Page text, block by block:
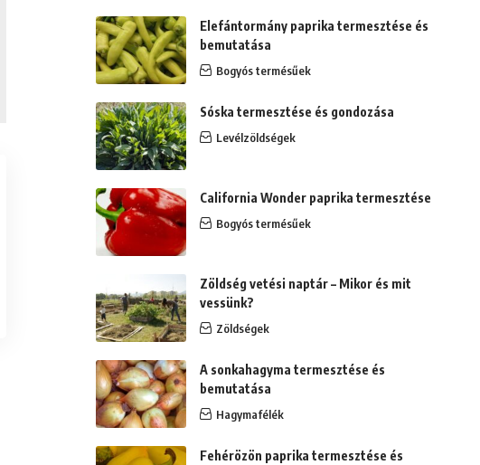
Elefántormány paprika termesztése és
bemutatása
Bogyós termésűek
Sóska termesztése és gondozása
Levélzöldségek
California Wonder paprika termesztése
Bogyós termésűek
Zöldség vetési naptár – Mikor és mit
vessünk?
Zöldségek
A sonkahagyma termesztése és
bemutatása
Hagymafélék
Fehérözön paprika termesztése és